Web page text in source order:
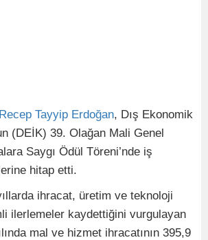
Recep Tayyip Erdoğan, Dış Ekonomik
(DEİK) 39. Olağan Mali Genel
Saygı Ödül Töreni’nde iş
hitap etti.
ihracat, üretim ve teknoloji
ilerlemeler kaydettiğini vurgulayan
mal ve hizmet ihracatının 395,9